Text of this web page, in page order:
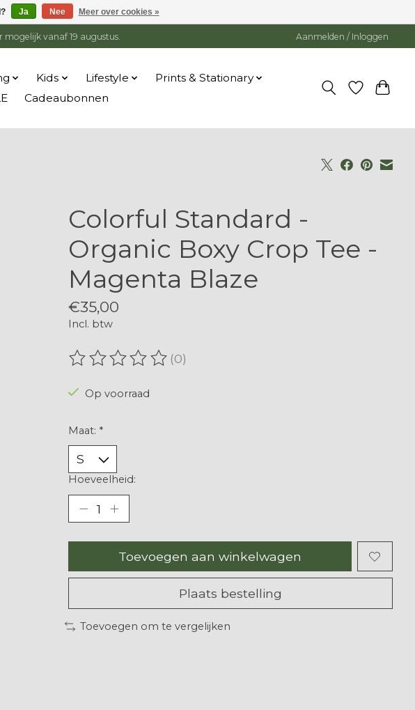
vanaf 19 augustus. Aanmelden / Inloggen
Kids Lifestyle
Prints & Stationary
Cadeaubonnen
Colorful Standard -
Organic Boxy Crop Tee -
Magenta Blaze
€35,00
Incl. btw
De beoordeling van dit product is
(0)
Op voorraad
Maat: *
Hoeveelheid:
Toevoegen aan winkelwagen
Plaats bestelling
Toevoegen om te vergelijken
Ja Nee Meer over cookies »